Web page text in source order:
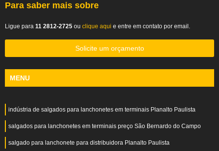
Para saber mais sobre
Ligue para 11 2812-2725 ou clique aqui e entre em contato por email.
Solicite um orçamento
MENU
indústria de salgados para lanchonetes em terminais Planalto Paulista
salgados para lanchonetes em terminais preço São Bernardo do Campo
salgado para lanchonete para distribuidora Planalto Paulista